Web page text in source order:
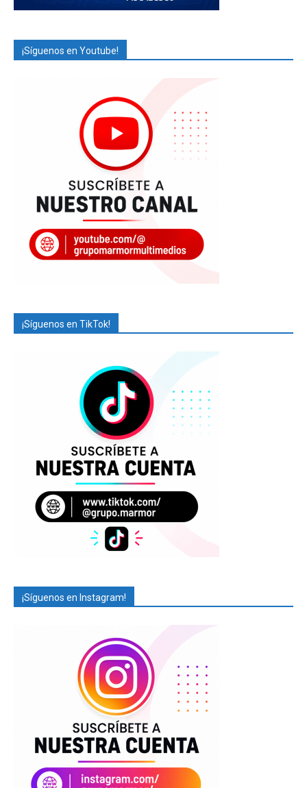
¡Síguenos en Youtube!
¡Síguenos en TikTok!
¡Síguenos en Instagram!